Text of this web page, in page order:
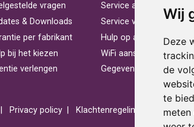
Wij
Deze
de
te
vragen
& Downloads
per fabrikant
bij het kiezen
verlengen
Service aan huis
Service voor bedrijven
Hulp op afstand
WiFi aansluiten
Gegevens herstellen
Privacy policy Klachtenregeling Reviews